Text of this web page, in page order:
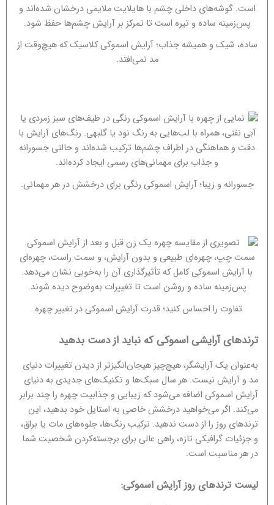
ساده، شیک و همیشه جذاب؛ آرایش اسموکی کلاسیک که هیچ‌وقت از
مد نمی‌افتد.
جسورانه و زیبا؛ آرایش اسموکی رنگی برای درخشش در هر مهمانی.
تفاوت را احساس کنید؛ قدرت آرایش اسموکی در تغییر چهره.
ترندهای آرایشی اسموکی که نباید از دست بدهید
به‌عنوان یک آرایشگر، هیچ‌چیز هیجان‌انگیزتر از دیدن تغییرات دنیای
مد و آرایش نیست. هر سال سبک‌ها و تکنیک‌های جدیدی به دنیای
آرایش اسموکی اضافه می‌شود که زیبایی و جذابیت چهره را چند برابر
می‌کند. اگر می‌خواهید درخشش خاصی به استایل خود بدهید، این
ترندهای روز را از دست ندهید. ترکیب رنگ‌ها، جلوه‌های مات یا براق،
و جزئیات گرافیکی تازه، راهی عالی برای برجسته‌کردن شخصیت شما
در هر مناسبت است.
لیست ترندهای روز آرایش اسموکی: